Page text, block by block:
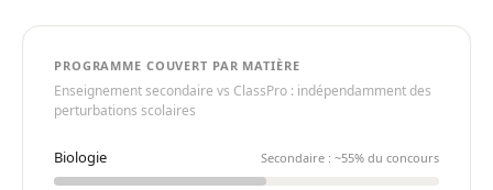
PROGRAMME COUVERT PAR MATIÈRE
Enseignement secondaire vs ClassPro : indépendamment des
perturbations scolaires
Biologie Secondaire : ~55% du concours